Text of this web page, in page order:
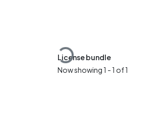
Loading...License bundle
Now showing1 - 1 of 1